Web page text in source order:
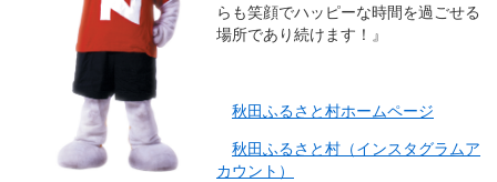
らも笑顔でハッピーな時間を過ごせる
場所であり続けます！』
秋田ふるさと村ホームページ
秋田ふるさと村（インスタグラムア
カウント）